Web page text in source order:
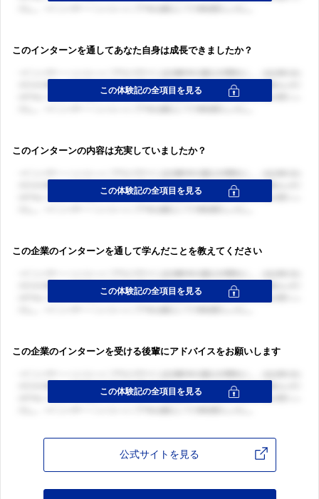
このインターンを通してあなた自身は成長できましたか？
このインターンの内容は充実していましたか？
この企業のインターンを通して学んだことを教えてください
この企業のインターンを受ける後輩にアドバイスをお願いします
公式サイトを見る
ログイン・会員登録
ログイン・会員登録